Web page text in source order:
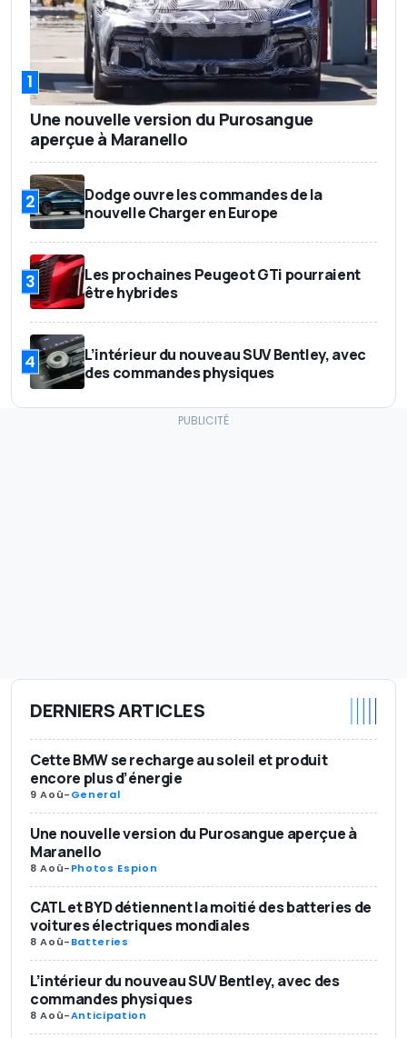
1
Une nouvelle version du Purosangue
aperçue à Maranello
2
Dodge ouvre les commandes de la
nouvelle Charger en Europe
3
Les prochaines Peugeot GTi pourraient
être hybrides
4
L’intérieur du nouveau SUV Bentley, avec
des commandes physiques
DERNIERS ARTICLES
Cette BMW se recharge au soleil et produit
encore plus d’énergie
9 Aoû-General
Une nouvelle version du Purosangue aperçue à
Maranello
8 Aoû-Photos Espion
CATL et BYD détiennent la moitié des batteries de
voitures électriques mondiales
8 Aoû-Batteries
L’intérieur du nouveau SUV Bentley, avec des
commandes physiques
8 Aoû-Anticipation